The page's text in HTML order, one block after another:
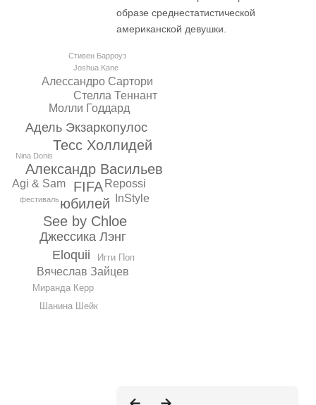
FIFA
юбилей
Александр Васильев
See by Chloe
Тесс Холлидей
Джессика Лэнг
Адель Экзаркопулос
Eloquii
Вячеслав Зайцев
Молли Годдард
Repossi
Алессандро Сартори
Стелла Теннант
Agi & Sam
InStyle
Миранда Керр
Игги Поп
Шанина Шейк
Joshua Kane
фестиваль
Nina Donis
Стивен Барроуз
образе среднестатистической
американской девушки.